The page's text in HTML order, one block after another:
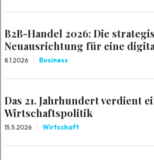
B2B-Handel 2026: Die
Neuausrichtung für eine
8.1.2026 Business
Das 21. Jahrhundert verdient
Wirtschaftspolitik
15.5.2026 Wirtschaft